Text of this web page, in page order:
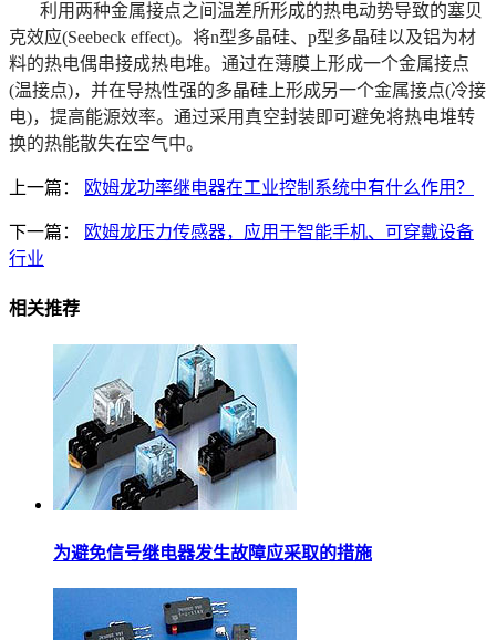
利用两种金属接点之间温差所形成的热电动势导致的塞贝
克效应(Seebeck effect)。将n型多晶硅、p型多晶硅以及铝为材
料的热电偶串接成热电堆。通过在薄膜上形成一个金属接点
(温接点)，并在导热性强的多晶硅上形成另一个金属接点(冷接
电)，提高能源效率。通过采用真空封装即可避免将热电堆转
换的热能散失在空气中。
上一篇： 欧姆龙功率继电器在工业控制系统中有什么作用？
下一篇：
欧姆龙压力传感器，应用于智能手机、可穿戴设备
行业
相关推荐
为避免信号继电器发生故障应采取的措施